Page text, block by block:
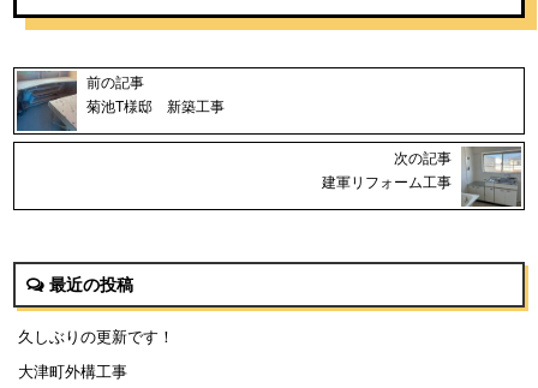
前の記事
菊池T様邸 新築工事
次の記事
建軍リフォーム工事
最近の投稿
久しぶりの更新です！
大津町外構工事